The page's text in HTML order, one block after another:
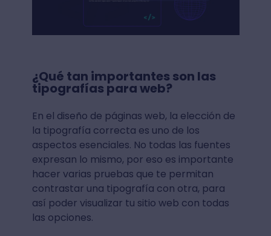
¿Qué tan importantes son las
tipografías para web?
En el diseño de páginas web, la elección de
la tipografía correcta es uno de los
aspectos esenciales. No todas las fuentes
expresan lo mismo, por eso es importante
hacer varias pruebas que te permitan
contrastar una tipografía con otra, para
así poder visualizar tu sitio web con todas
las opciones.